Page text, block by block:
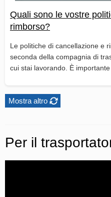
Quali sono le vostre
rimborso?
Le politiche di cancellazione e
seconda della compagnia di
cui stai lavorando. È importante
Mostra altro
Per il